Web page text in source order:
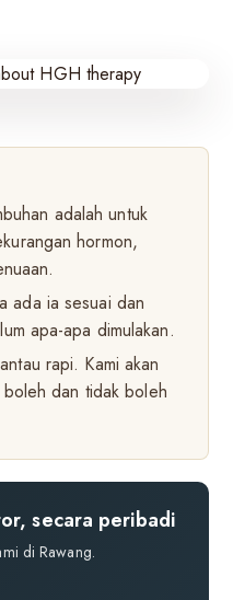
adalah untuk
hormon,
ada ia sesuai dan
apa-apa dimulakan.
rapi. Kami akan
dan tidak boleh
secara peribadi
di Rawang.